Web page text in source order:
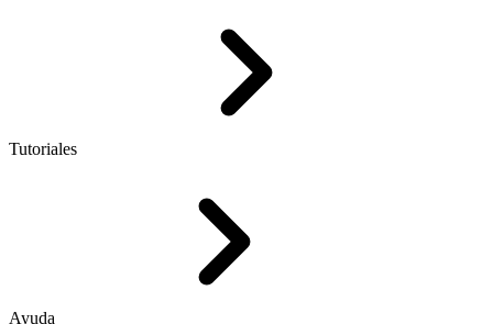
Tutoriales
Ayuda